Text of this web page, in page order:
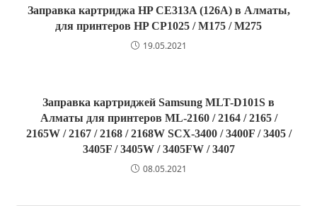
Заправка картриджа HP CE313A (126A) в Алматы,
для принтеров HP CP1025 / M175 / M275
19.05.2021
Заправка картриджей Samsung MLT-D101S в
Алматы для принтеров ML-2160 / 2164 / 2165 /
2165W / 2167 / 2168 / 2168W SCX-3400 / 3400F / 3405 /
3405F / 3405W / 3405FW / 3407
08.05.2021